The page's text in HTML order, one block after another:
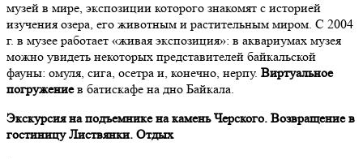
музей в мире, экспозиции которого знакомят с историей
изучения озера, его животным и растительным миром. С 2004
г. в музее работает «живая экспозиция»: в аквариумах музея
можно увидеть некоторых представителей байкальской
фауны: омуля, сига, осетра и, конечно, нерпу. Виртуальное
погружениев батискафе на дно Байкала.
Экскурсия на подъемнике на камень Черского. Возвращение в
гостиницу Листвянки. Отдых